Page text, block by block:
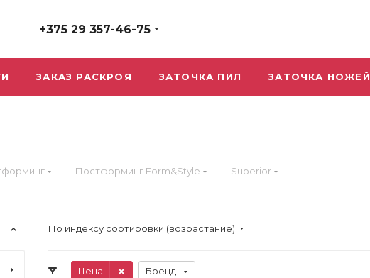
+375 29 357-46-75
ЗАКАЗ РАСКРОЯ ЗАТОЧКА ПИЛ ЗАТОЧКА НОЖЕЙ
— Постформинг Form&Style — Superior
По индексу сортировки (возрастание)
Цена Бренд